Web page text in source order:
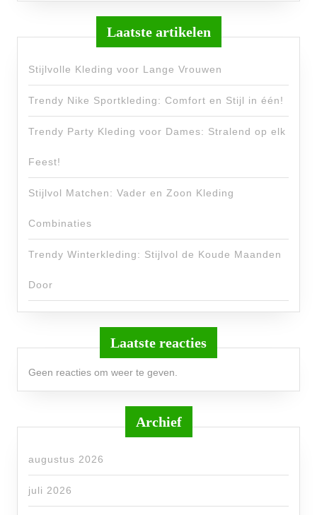
Laatste artikelen
Stijlvolle Kleding voor Lange Vrouwen
Trendy Nike Sportkleding: Comfort en Stijl in één!
Trendy Party Kleding voor Dames: Stralend op elk
Feest!
Stijlvol Matchen: Vader en Zoon Kleding
Combinaties
Trendy Winterkleding: Stijlvol de Koude Maanden
Door
Laatste reacties
Geen reacties om weer te geven.
Archief
augustus 2026
juli 2026